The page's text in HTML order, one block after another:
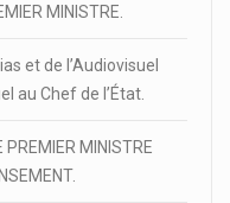
MINISTRE.
et de l’Audiovisuel
au Chef de l’État.
PREMIER MINISTRE